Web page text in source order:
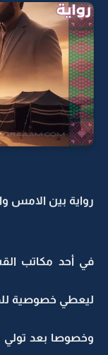
رواية بين الامس
في أحد مكاتب
ليعطي خصوصية
وخصوصا بعد تولي